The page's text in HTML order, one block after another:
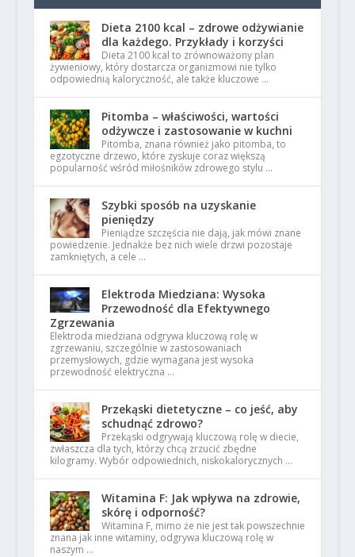
Dieta 2100 kcal – zdrowe odżywianie
dla każdego. Przykłady i korzyści
Dieta 2100 kcal to zrównoważony plan
żywieniowy, który dostarcza organizmowi nie tylko
odpowiednią kaloryczność, ale także kluczowe …
Pitomba – właściwości, wartości
odżywcze i zastosowanie w kuchni
Pitomba, znana również jako pitomba, to
egzotyczne drzewo, które zyskuje coraz większą
popularność wśród miłośników zdrowego stylu …
Szybki sposób na uzyskanie
pieniędzy
Pieniądze szczęścia nie dają, jak mówi znane
powiedzenie. Jednakże bez nich wiele drzwi pozostaje
zamkniętych, a cele …
Elektroda Miedziana: Wysoka
Przewodność dla Efektywnego
Zgrzewania
Elektroda miedziana odgrywa kluczową rolę w
zgrzewaniu, szczególnie w zastosowaniach
przemysłowych, gdzie wymagana jest wysoka
przewodność elektryczna …
Przekąski dietetyczne – co jeść, aby
schudnąć zdrowo?
Przekąski odgrywają kluczową rolę w diecie,
zwłaszcza dla tych, którzy chcą zrzucić zbędne
kilogramy. Wybór odpowiednich, niskokalorycznych …
Witamina F: Jak wpływa na zdrowie,
skórę i odporność?
Witamina F, mimo że nie jest tak powszechnie
znana jak inne witaminy, odgrywa kluczową rolę w
naszym …